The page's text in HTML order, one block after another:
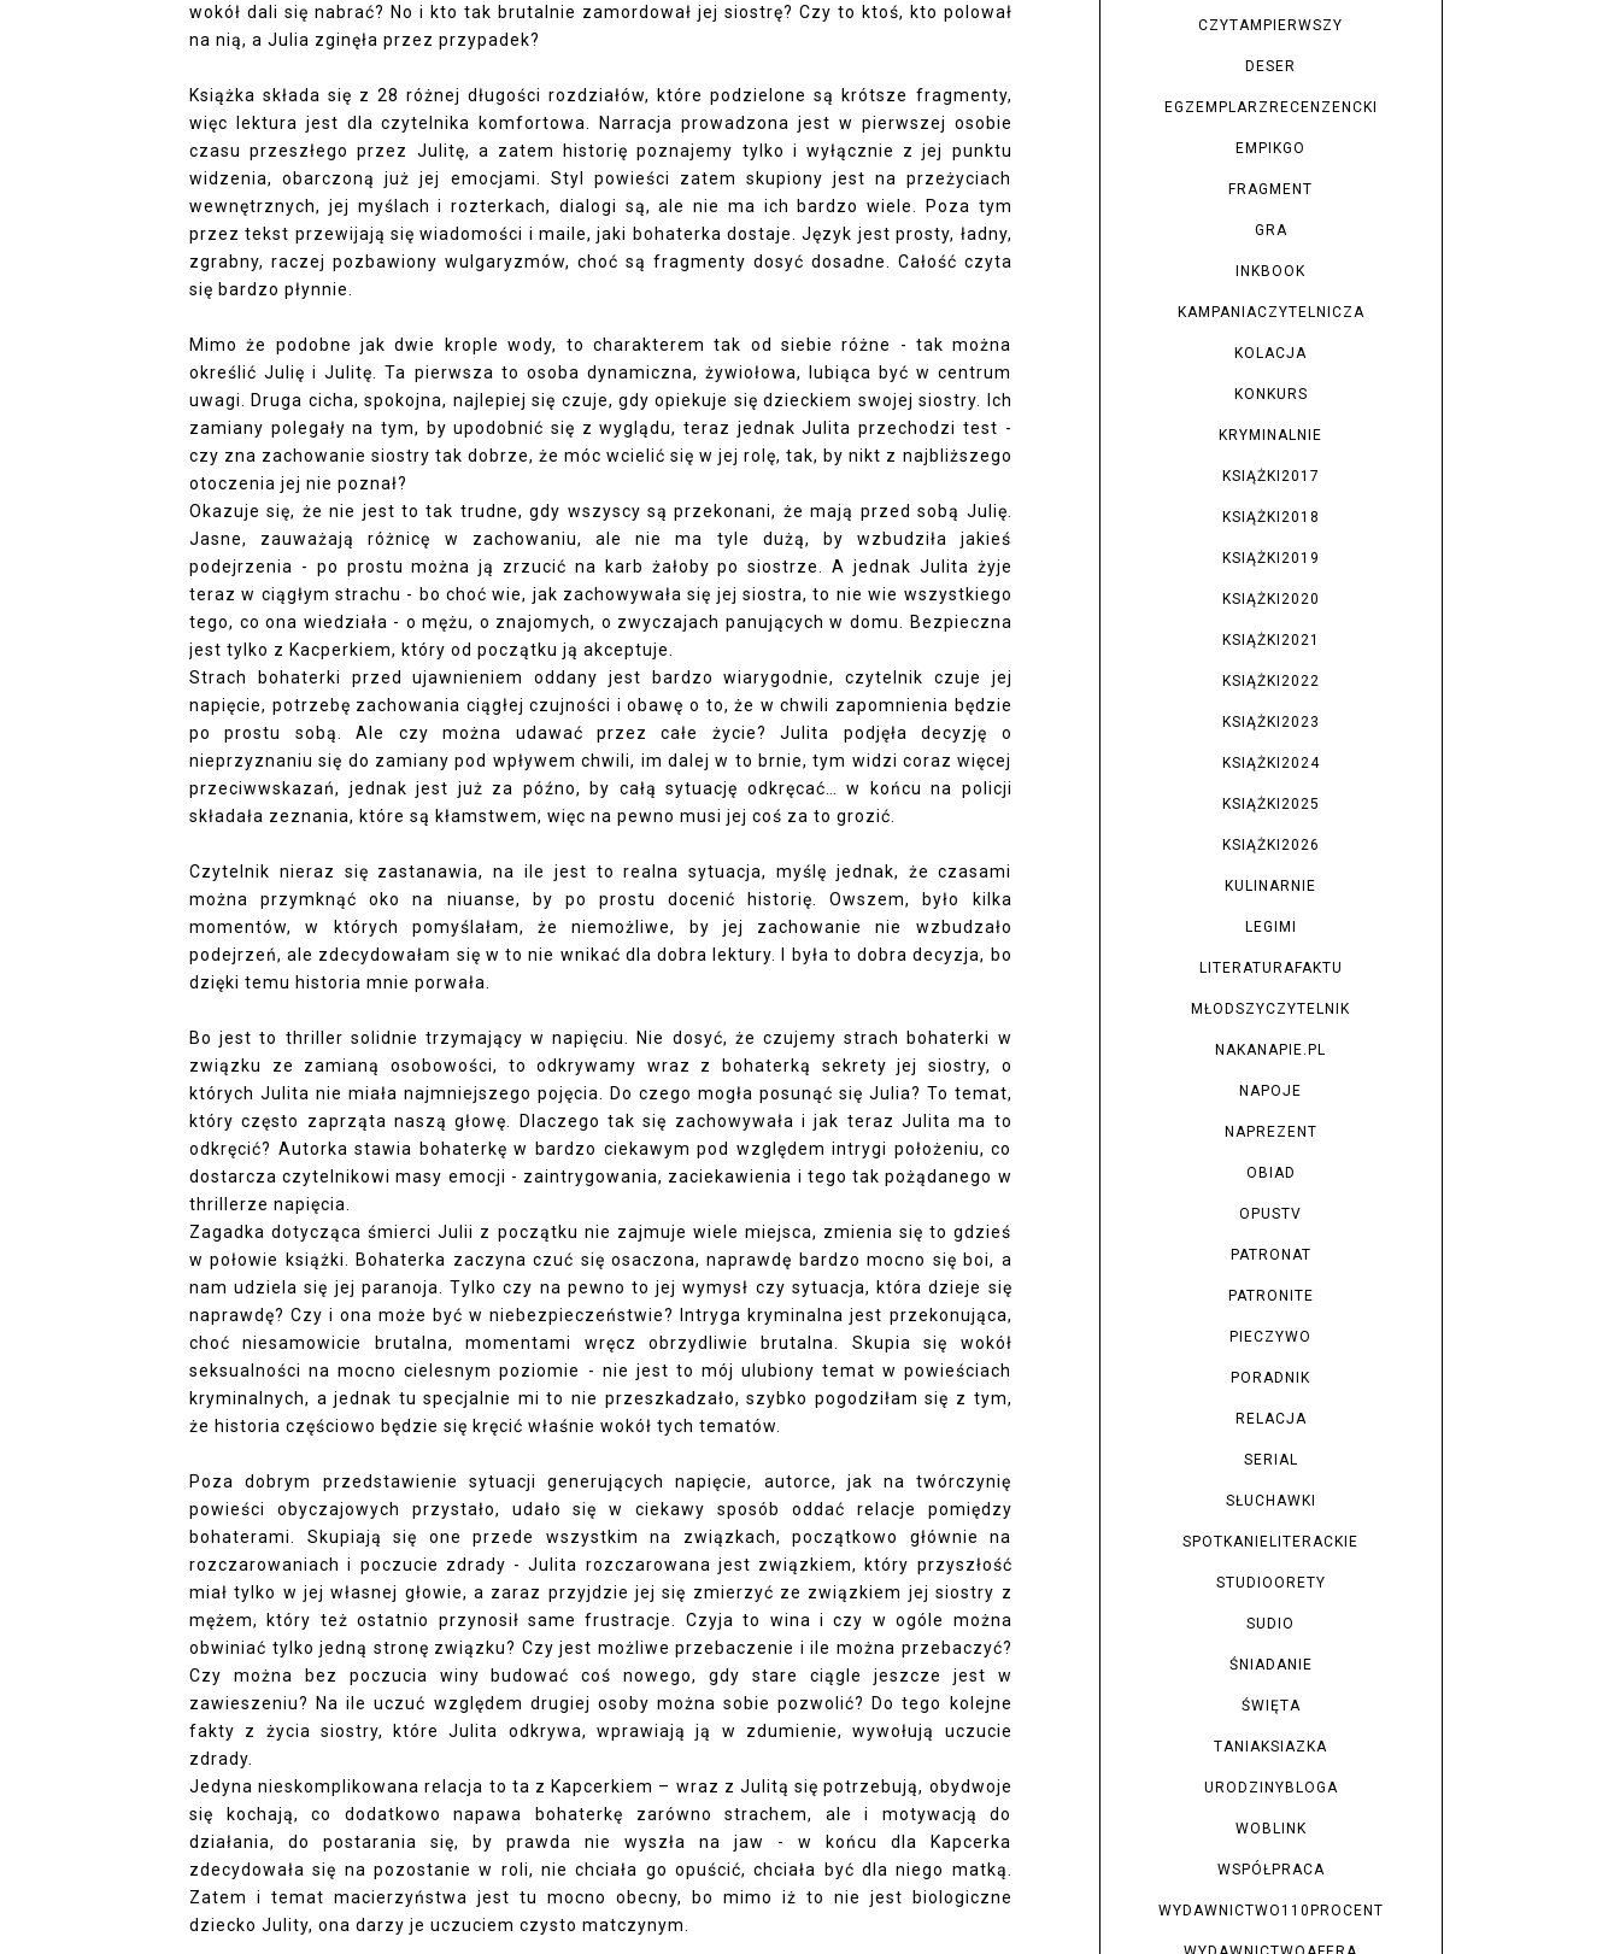
wokół dali się nabrać? No i kto tak brutalnie zamordował jej siostrę? Czy to ktoś, kto polował
na nią, a Julia zginęła przez przypadek?
Książka składa się z 28 różnej długości rozdziałów, które podzielone są krótsze fragmenty,
więc lektura jest dla czytelnika komfortowa. Narracja prowadzona jest w pierwszej osobie
czasu przeszłego przez Julitę, a zatem historię poznajemy tylko i wyłącznie z jej punktu
widzenia, obarczoną już jej emocjami. Styl powieści zatem skupiony jest na przeżyciach
wewnętrznych, jej myślach i rozterkach, dialogi są, ale nie ma ich bardzo wiele. Poza tym
przez tekst przewijają się wiadomości i maile, jaki bohaterka dostaje. Język jest prosty, ładny,
zgrabny, raczej pozbawiony wulgaryzmów, choć są fragmenty dosyć dosadne. Całość czyta
się bardzo płynnie.
Mimo że podobne jak dwie krople wody, to charakterem tak od siebie różne - tak można
określić Julię i Julitę. Ta pierwsza to osoba dynamiczna, żywiołowa, lubiąca być w centrum
uwagi. Druga cicha, spokojna, najlepiej się czuje, gdy opiekuje się dzieckiem swojej siostry. Ich
zamiany polegały na tym, by upodobnić się z wyglądu, teraz jednak Julita przechodzi test -
czy zna zachowanie siostry tak dobrze, że móc wcielić się w jej rolę, tak, by nikt z najbliższego
otoczenia jej nie poznał?
Okazuje się, że nie jest to tak trudne, gdy wszyscy są przekonani, że mają przed sobą Julię.
Jasne, zauważają różnicę w zachowaniu, ale nie ma tyle dużą, by wzbudziła jakieś
podejrzenia - po prostu można ją zrzucić na karb żałoby po siostrze. A jednak Julita żyje
teraz w ciągłym strachu - bo choć wie, jak zachowywała się jej siostra, to nie wie wszystkiego
tego, co ona wiedziała - o mężu, o znajomych, o zwyczajach panujących w domu. Bezpieczna
jest tylko z Kacperkiem, który od początku ją akceptuje.
Strach bohaterki przed ujawnieniem oddany jest bardzo wiarygodnie, czytelnik czuje jej
napięcie, potrzebę zachowania ciągłej czujności i obawę o to, że w chwili zapomnienia będzie
po prostu sobą. Ale czy można udawać przez całe życie? Julita podjęła decyzję o
nieprzyznaniu się do zamiany pod wpływem chwili, im dalej w to brnie, tym widzi coraz więcej
przeciwwskazań, jednak jest już za późno, by całą sytuację odkręcać… w końcu na policji
składała zeznania, które są kłamstwem, więc na pewno musi jej coś za to grozić.
Czytelnik nieraz się zastanawia, na ile jest to realna sytuacja, myślę jednak, że czasami
można przymknąć oko na niuanse, by po prostu docenić historię. Owszem, było kilka
momentów, w których pomyślałam, że niemożliwe, by jej zachowanie nie wzbudzało
podejrzeń, ale zdecydowałam się w to nie wnikać dla dobra lektury. I była to dobra decyzja, bo
dzięki temu historia mnie porwała.
Bo jest to thriller solidnie trzymający w napięciu. Nie dosyć, że czujemy strach bohaterki w
związku ze zamianą osobowości, to odkrywamy wraz z bohaterką sekrety jej siostry, o
których Julita nie miała najmniejszego pojęcia. Do czego mogła posunąć się Julia? To temat,
który często zaprząta naszą głowę. Dlaczego tak się zachowywała i jak teraz Julita ma to
odkręcić? Autorka stawia bohaterkę w bardzo ciekawym pod względem intrygi położeniu, co
dostarcza czytelnikowi masy emocji - zaintrygowania, zaciekawienia i tego tak pożądanego w
thrillerze napięcia.
Zagadka dotycząca śmierci Julii z początku nie zajmuje wiele miejsca, zmienia się to gdzieś
w połowie książki. Bohaterka zaczyna czuć się osaczona, naprawdę bardzo mocno się boi, a
nam udziela się jej paranoja. Tylko czy na pewno to jej wymysł czy sytuacja, która dzieje się
naprawdę? Czy i ona może być w niebezpieczeństwie? Intryga kryminalna jest przekonująca,
choć niesamowicie brutalna, momentami wręcz obrzydliwie brutalna. Skupia się wokół
seksualności na mocno cielesnym poziomie - nie jest to mój ulubiony temat w powieściach
kryminalnych, a jednak tu specjalnie mi to nie przeszkadzało, szybko pogodziłam się z tym,
że historia częściowo będzie się kręcić właśnie wokół tych tematów.
Poza dobrym przedstawienie sytuacji generujących napięcie, autorce, jak na twórczynię
powieści obyczajowych przystało, udało się w ciekawy sposób oddać relacje pomiędzy
bohaterami. Skupiają się one przede wszystkim na związkach, początkowo głównie na
rozczarowaniach i poczucie zdrady - Julita rozczarowana jest związkiem, który przyszłość
miał tylko w jej własnej głowie, a zaraz przyjdzie jej się zmierzyć ze związkiem jej siostry z
mężem, który też ostatnio przynosił same frustracje. Czyja to wina i czy w ogóle można
obwiniać tylko jedną stronę związku? Czy jest możliwe przebaczenie i ile można przebaczyć?
Czy można bez poczucia winy budować coś nowego, gdy stare ciągle jeszcze jest w
zawieszeniu? Na ile uczuć względem drugiej osoby można sobie pozwolić? Do tego kolejne
fakty z życia siostry, które Julita odkrywa, wprawiają ją w zdumienie, wywołują uczucie
zdrady.
Jedyna nieskomplikowana relacja to ta z Kapcerkiem – wraz z Julitą się potrzebują, obydwoje
się kochają, co dodatkowo napawa bohaterkę zarówno strachem, ale i motywacją do
działania, do postarania się, by prawda nie wyszła na jaw - w końcu dla Kapcerka
zdecydowała się na pozostanie w roli, nie chciała go opuścić, chciała być dla niego matką.
Zatem i temat macierzyństwa jest tu mocno obecny, bo mimo iż to nie jest biologiczne
dziecko Julity, ona darzy je uczuciem czysto matczynym.
CZYTAMPIERWSZY
DESER
EGZEMPLARZRECENZENCKI
EMPIKGO
FRAGMENT
GRA
INKBOOK
KAMPANIACZYTELNICZA
KOLACJA
KONKURS
KRYMINALNIE
KSIĄŻKI2017
KSIĄŻKI2018
KSIĄŻKI2019
KSIĄŻKI2020
KSIĄŻKI2021
KSIĄŻKI2022
KSIĄŻKI2023
KSIĄŻKI2024
KSIĄŻKI2025
KSIĄŻKI2026
KULINARNIE
LEGIMI
LITERATURAFAKTU
MŁODSZYCZYTELNIK
NAKANAPIE.PL
NAPOJE
NAPREZENT
OBIAD
OPUSTV
PATRONAT
PATRONITE
PIECZYWO
PORADNIK
RELACJA
SERIAL
SŁUCHAWKI
SPOTKANIELITERACKIE
STUDIOORETY
SUDIO
ŚNIADANIE
ŚWIĘTA
TANIAKSIAZKA
URODZINYBLOGA
WOBLINK
WSPÓŁPRACA
WYDAWNICTWO110PROCENT